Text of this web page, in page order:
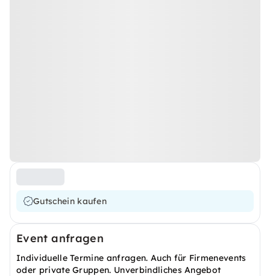
Gutschein kaufen
Event anfragen
Individuelle Termine anfragen. Auch für Firmenevents
oder private Gruppen. Unverbindliches Angebot